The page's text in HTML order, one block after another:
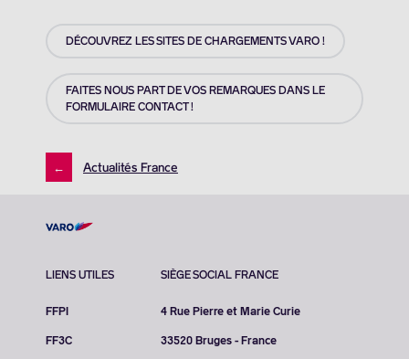
DÉCOUVREZ LES SITES DE CHARGEMENTS VARO !
FAITES NOUS PART DE VOS REMARQUES DANS LE
FORMULAIRE CONTACT !
← Actualités France
LIENS UTILES
FFPI
FF3C
SIÈGE SOCIAL FRANCE
4 Rue Pierre et Marie Curie
33520 Bruges - France